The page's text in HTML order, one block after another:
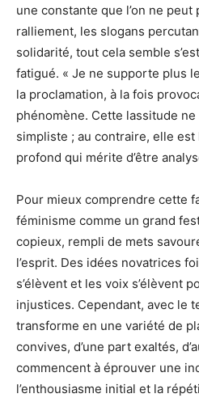
une constante que l’on ne
ralliement, les slogans
solidarité, tout cela semble
fatigué. « Je ne supporte plus
la proclamation, à la fois
phénomène. Cette lassitude
simpliste ; au contraire, elle est
profond qui mérite d’être
Pour mieux comprendre cette
féminisme comme un grand
copieux, rempli de mets
l’esprit. Des idées novatrices
s’élèvent et les voix s’élèvent
injustices. Cependant, avec le
transforme en une variété de
convives, d’une part exaltés,
commencent à éprouver une
l’enthousiasme initial et la